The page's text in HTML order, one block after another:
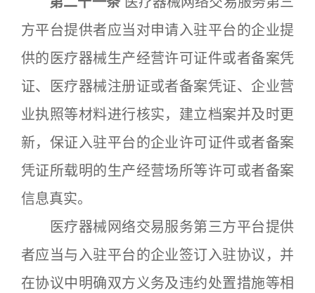
方平台提供者应当对申请入驻平台的企业提
供的医疗器械生产经营许可证件或者备案凭
证、医疗器械注册证或者备案凭证、企业营
业执照等材料进行核实，建立档案并及时更
新，保证入驻平台的企业许可证件或者备案
凭证所载明的生产经营场所等许可或者备案
信息真实。
医疗器械网络交易服务第三方平台提供
者应当与入驻平台的企业签订入驻协议，并
在协议中明确双方义务及违约处置措施等相